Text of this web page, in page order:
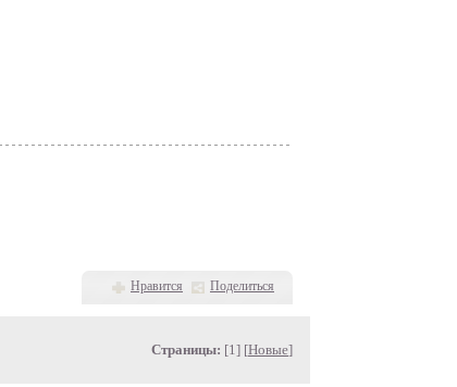
Нравится Поделиться
Страницы: [1] [Новые]